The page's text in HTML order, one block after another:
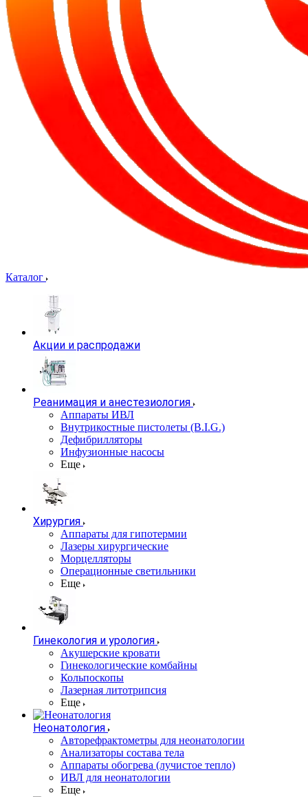
Каталог
Акции и распродажи
Реанимация и анестезиология
Аппараты ИВЛ
Внутрикостные пистолеты (B.I.G.)
Дефибрилляторы
Инфузионные насосы
Еще
Хирургия
Аппараты для гипотермии
Лазеры хирургические
Морцелляторы
Операционные светильники
Еще
Гинекология и урология
Акушерские кровати
Гинекологические комбайны
Кольпоскопы
Лазерная литотрипсия
Еще
Неонатология
Авторефрактометры для неонатологии
Анализаторы состава тела
Аппараты обогрева (лучистое тепло)
ИВЛ для неонатологии
Еще